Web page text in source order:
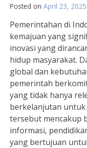
Posted on April 23, 2025
Pemerintahan di
kemajuan yang
inovasi yang
hidup masyarakat.
global dan
pemerintah
yang tidak hanya
berkelanjutan untuk
tersebut mencakup
informasi,
yang bertujuan